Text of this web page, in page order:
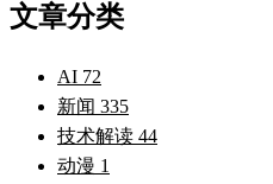
文章分类
AI 72
新闻 335
技术解读 44
动漫 1